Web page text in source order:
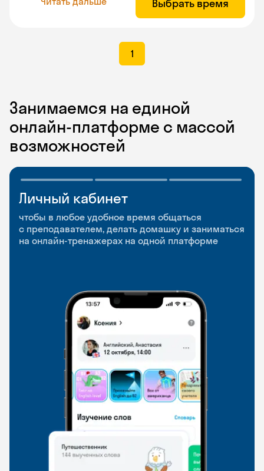
Выбрать время
1
Занимаемся на единой
онлайн-платформе с массой
возможностей
Личный кабинет
чтобы в любое удобное время общаться
с преподавателем, делать домашку и заниматься
на онлайн-тренажерах на одной платформе
Мобильное
приложение
чтобы заниматься и изучать новые слова где
и когда удобно
Разговорные клубы
и Talks
Групповые занятия для разговорной практики
и индивидуальные встречи с преподавателями